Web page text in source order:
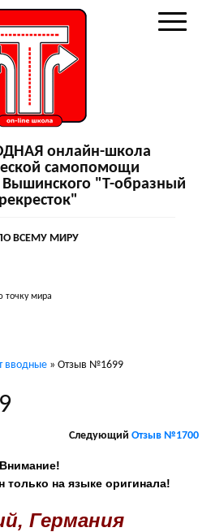
онлайн-школа
самопомощи
"Т-образный
ВСЕМУ МИРУ
точку мира
вводные » Отзыв №1699
Следующий Отзыв №1700
Внимание!
только на языке оригинала!
Германия